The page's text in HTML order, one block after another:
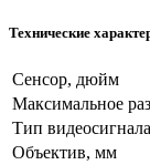
Технические
Сенсор, дюйм
Максимальное
Тип видеосигнала
Объектив, мм